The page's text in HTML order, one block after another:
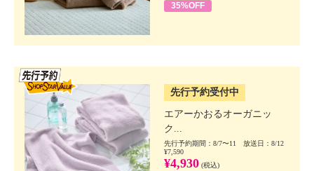
35%OFF
先行予約受付中
エアーかおるオーガニッ
ク...
先行予約期間：8/7〜11 放送日：8/12
¥7,590
¥4,930 (税込)